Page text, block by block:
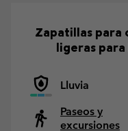
Zapatillas para
ligeras
Lluvia
Paseos y
excursiones